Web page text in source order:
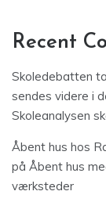
Recent
Skoledebatten
sendes videre i
Skoleanalysen
Åbent hus hos
på Åbent hus
værksteder